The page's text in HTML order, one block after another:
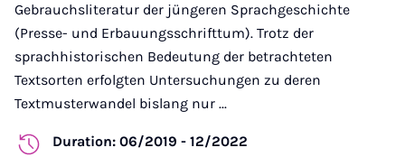
Gebrauchsliteratur der jüngeren Sprachgeschichte
(Presse- und Erbauungsschrifttum). Trotz der
sprachhistorischen Bedeutung der betrachteten
Textsorten erfolgten Untersuchungen zu deren
Textmusterwandel bislang nur ...
Duration: 06/2019 - 12/2022